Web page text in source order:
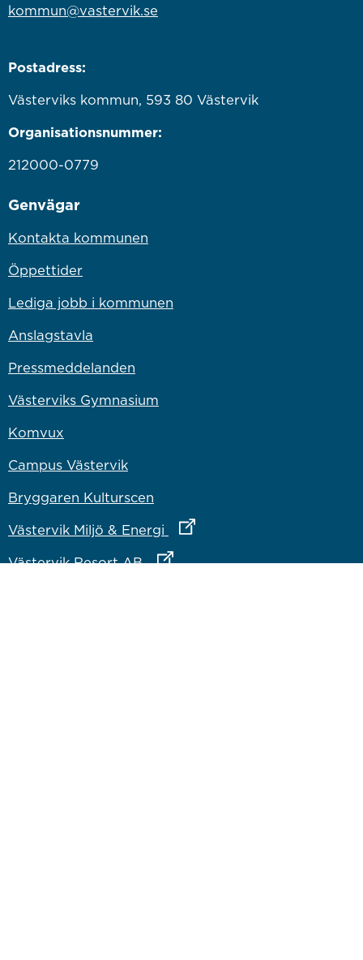
kommun@vastervik.se
Postadress:
Västerviks kommun, 593 80 Västervik
Organisationsnummer:
212000-0779
Genvägar
Kontakta kommunen
Öppettider
Lediga jobb i kommunen
Anslagstavla
Pressmeddelanden
Västerviks Gymnasium
Komvux
Campus Västervik
Bryggaren Kulturscen
Västervik Miljö & Energi
Länk till annan webbplats
Västervik Resort ABLänk till annan webbplats